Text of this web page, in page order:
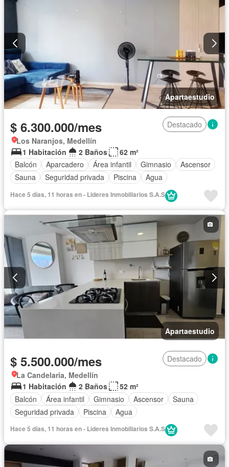
Apartaestudio
$ 6.300.000/mes
Destacado
Los Naranjos, Medellín
1 Habitación
2 Baños
62 m²
Balcón
Aparcadero Área infantil Gimnasio
Ascensor
Sauna
Seguridad privada Piscina Agua
Hace 5 días, 11 horas en - Lideres Inmobiliarios S.A.S
Apartaestudio
$ 5.500.000/mes
Destacado
La Candelaria, Medellín
1 Habitación
2 Baños
52 m²
Balcón
Área infantil Gimnasio Ascensor
Sauna
Seguridad privada
Piscina Agua
Hace 5 días, 11 horas en - Lideres Inmobiliarios S.A.S